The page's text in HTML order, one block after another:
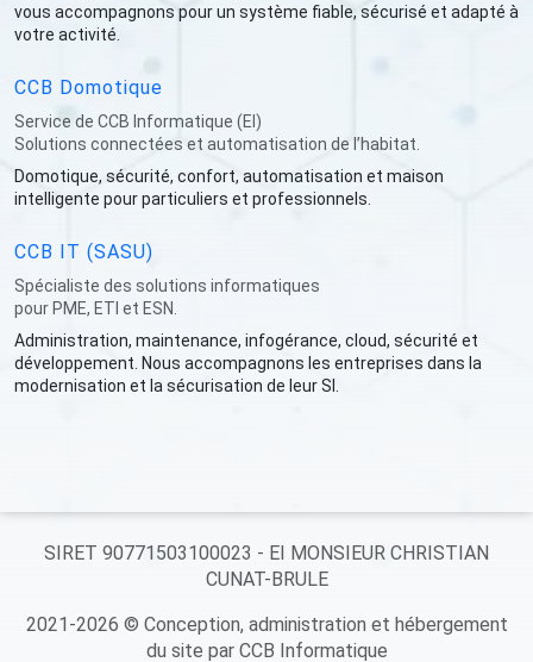
vous accompagnons pour un système fiable, sécurisé et adapté à
votre activité.
CCB Domotique
Service de CCB Informatique (EI)
Solutions connectées et automatisation de l’habitat.
Domotique, sécurité, confort, automatisation et maison
intelligente pour particuliers et professionnels.
CCB IT (SASU)
Spécialiste des solutions informatiques
pour PME, ETI et ESN.
Administration, maintenance, infogérance, cloud, sécurité et
développement. Nous accompagnons les entreprises dans la
modernisation et la sécurisation de leur SI.
SIRET 90771503100023 - EI MONSIEUR CHRISTIAN
CUNAT-BRULE
2021-2026 © Conception, administration et hébergement
du site par CCB Informatique